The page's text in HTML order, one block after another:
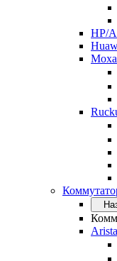
HP/
Moxa
Arista